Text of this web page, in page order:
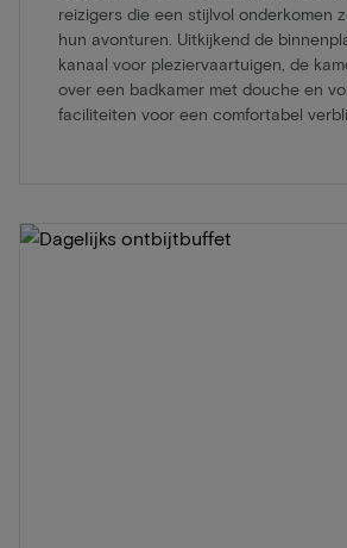
reizigers die een stijlvol onderkomen
hun avonturen. Uitkijkend de
kanaal voor pleziervaartuigen, de
over een badkamer met douche en
faciliteiten voor een comfortabel